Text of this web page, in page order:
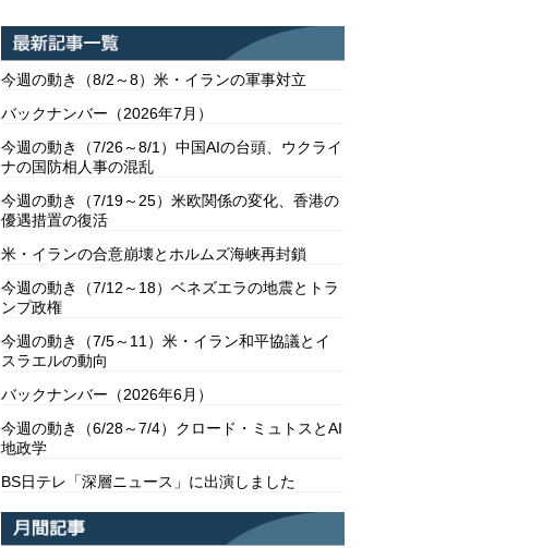
今週の動き（8/2～8）米・イランの軍事対立
バックナンバー（2026年7月）
今週の動き（7/26～8/1）中国AIの台頭、ウクライ
ナの国防相人事の混乱
今週の動き（7/19～25）米欧関係の変化、香港の
優遇措置の復活
米・イランの合意崩壊とホルムズ海峡再封鎖
今週の動き（7/12～18）ベネズエラの地震とトラ
ンプ政権
今週の動き（7/5～11）米・イラン和平協議とイ
スラエルの動向
バックナンバー（2026年6月）
今週の動き（6/28～7/4）クロード・ミュトスとAI
地政学
BS日テレ「深層ニュース」に出演しました